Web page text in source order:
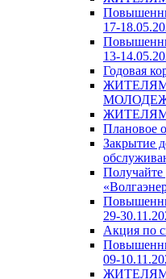
17-
13-
Годовая
Плановое
Закрытие
29-
Акция по
09-